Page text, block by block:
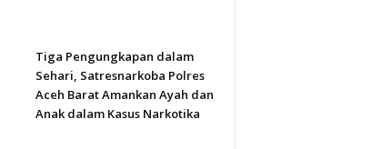
Tiga Pengungkapan dalam
Sehari, Satresnarkoba Polres
Aceh Barat Amankan Ayah dan
Anak dalam Kasus Narkotika